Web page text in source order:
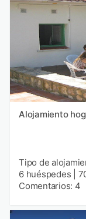
Alojamiento
Tipo de
6 huéspedes
Comentarios: 4